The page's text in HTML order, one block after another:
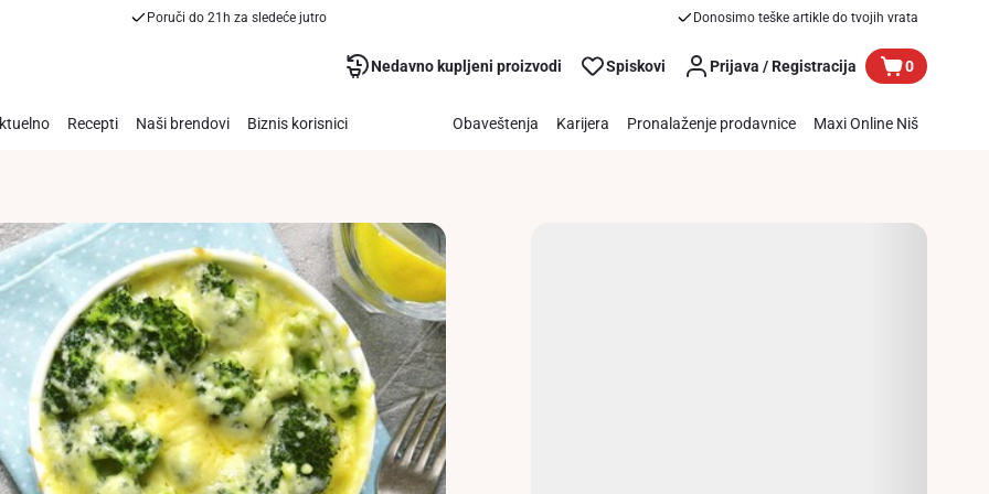
Poruči do 21h za sledeće jutro Donosimo teške artikle do tvojih vrata
Nedavno kupljeni proizvodi Spiskovi Prijava / Registracija 0
Recepti Naši brendovi Biznis korisnici Obaveštenja Karijera Pronalaženje prodavnice Maxi Online Niš